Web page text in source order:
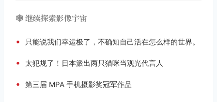
🕸️ 继续探索影像宇宙
• 只能说我们幸运极了，不确知自己活在怎么样的世界。
• 太犯规了！日本派出两只猫咪当观光代言人
• 第三届 MPA 手机摄影奖冠军作品